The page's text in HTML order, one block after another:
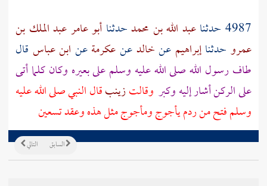
4987 حدثنا
عبد الله بن محمدحدثنا أبو عامر عبد الملك بن
عمرو حدثناإبراهيم عنخالدعنعكرمةعن ابن عباس قال
طاف رسول الله صلى الله عليه وسلم على بعيره وكان كلما أتى
على الركن أشار إليه وكبر وقالتزينبقال النبي صلى الله عليه
وسلم فتح من ردميأجوجومأجوجمثل هذه وعقد تسعين
التالي السابق